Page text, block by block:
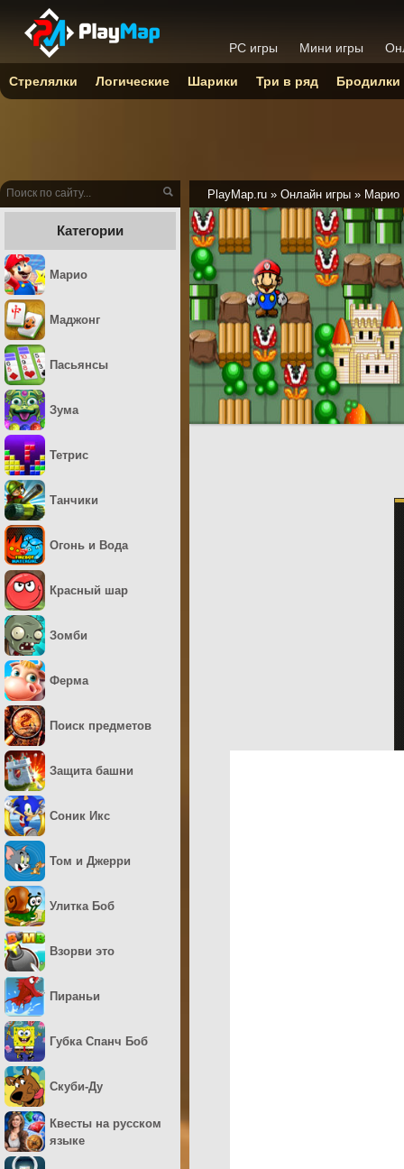
PlayMap.ru » Онлайн игры » Марио
Категории
Марио
Маджонг
Пасьянсы
Зума
Тетрис
Танчики
Огонь и Вода
Красный шар
Зомби
Ферма
Поиск предметов
Защита башни
Соник Икс
Том и Джерри
Улитка Боб
Взорви это
Пираньи
Губка Спанч Боб
Скуби-Ду
Квесты на русском
языке
PC игры Мини игры
Стрелялки Логические Шарики Три в ряд Бродилки